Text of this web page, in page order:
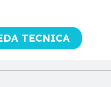
TECNICA